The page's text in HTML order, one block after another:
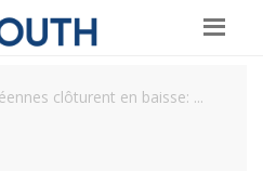
clôturent en baisse: ...